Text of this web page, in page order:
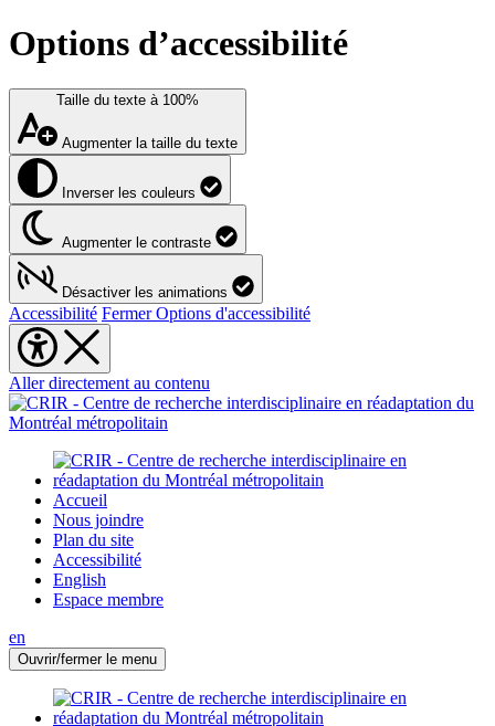
Options d’accessibilité
Taille du texte à 100%
Augmenter la taille du texte
Inverser les couleurs
Augmenter le contraste
Désactiver les animations
Accessibilité Fermer Options d'accessibilité
Aller directement au contenu
Accueil
Nous joindre
Plan du site
Accessibilité
English
Espace membre
en
Ouvrir/fermer le menu